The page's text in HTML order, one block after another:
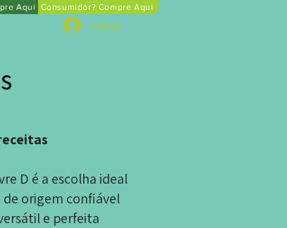
Aqui Consumidor? Compre Aqui
Entrar
D é a escolha ideal
origem confiável
e perfeita